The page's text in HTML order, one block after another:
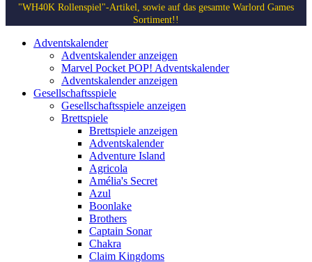
"WH40K Rollenspiel"-Artikel, sowie auf das gesamte Warlord Games
Sortiment!!
Adventskalender
Adventskalender anzeigen
Marvel Pocket POP! Adventskalender
Adventskalender anzeigen
Gesellschaftsspiele
Gesellschaftsspiele anzeigen
Brettspiele
Brettspiele anzeigen
Adventskalender
Adventure Island
Agricola
Amélia's Secret
Azul
Boonlake
Brothers
Captain Sonar
Chakra
Claim Kingdoms